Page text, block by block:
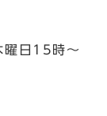
日15時～